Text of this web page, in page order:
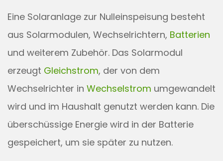
Eine Solaranlage zur Nulleinspeisung besteht
aus Solarmodulen, Wechselrichtern, Batterien
und weiterem Zubehör. Das Solarmodul
erzeugt Gleichstrom, der von dem
Wechselrichter in Wechselstrom umgewandelt
wird und im Haushalt genutzt werden kann. Die
überschüssige Energie wird in der Batterie
gespeichert, um sie später zu nutzen.